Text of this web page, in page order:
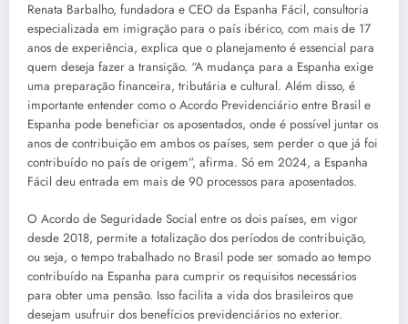
Renata Barbalho, fundadora e CEO da Espanha Fácil, consultoria
especializada em imigração para o país ibérico, com mais de 17
anos de experiência, explica que o planejamento é essencial para
quem deseja fazer a transição. “A mudança para a Espanha exige
uma preparação financeira, tributária e cultural. Além disso, é
importante entender como o Acordo Previdenciário entre Brasil e
Espanha pode beneficiar os aposentados, onde é possível juntar os
anos de contribuição em ambos os países, sem perder o que já foi
contribuído no país de origem”, afirma. Só em 2024, a Espanha
Fácil deu entrada em mais de 90 processos para aposentados.
O Acordo de Seguridade Social entre os dois países, em vigor
desde 2018, permite a totalização dos períodos de contribuição,
ou seja, o tempo trabalhado no Brasil pode ser somado ao tempo
contribuído na Espanha para cumprir os requisitos necessários
para obter uma pensão. Isso facilita a vida dos brasileiros que
desejam usufruir dos benefícios previdenciários no exterior.